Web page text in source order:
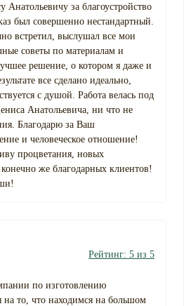
Анатольевичу за благоустройство
был совершенно нестандартный.
встретил, выслушал все мои
советы по материалам и
решение, о котором я даже и
все сделано идеально,
с душой. Работа велась под
Анатольевича, ни что не
Благодарю за Ваш
и человеческое отношение!
процветания, новых
же благодарных клиентов!
Рейтинг: 5 из 5
по изготовлению
на то, что находимся на большом